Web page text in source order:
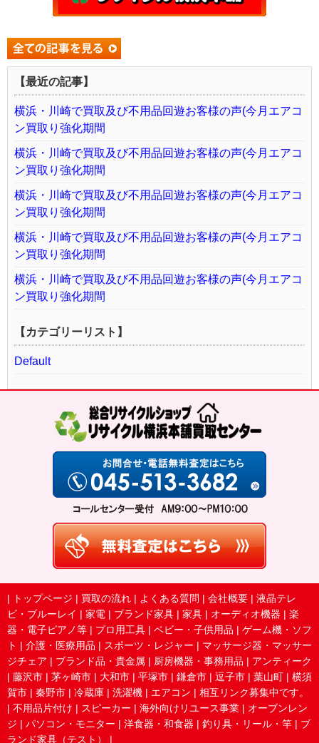
【最近の記事】
横浜・川崎で買取及び不用品回遊お客様の声(今月エアコ
ン買取り強化期間
横浜・川崎で買取及び不用品回遊お客様の声(今月エアコ
ン買取り強化期間
横浜・川崎で買取及び不用品回遊お客様の声(今月エアコ
ン買取り強化期間
横浜・川崎で買取及び不用品回遊お客様の声(今月エアコ
ン買取り強化期間
横浜・川崎で買取及び不用品回遊お客様の声(今月エアコ
ン買取り強化期間
【カテゴリーリスト】
Default
| トップページ | 買取の流れ | よくある質問 | 会社概要 | 液晶テレ
ビ・ブルーレイ | 家電 | ブランド家具 | 家具 | オーディオ機器 | 楽
器・電子ピアノ等 | プロ用工具 | ベビー・子供用品 | ゲーム機・ソフ
ト | 介護・医療用品 | スポーツ・レジャー | マッサージ器・マッサー
ジチェア | ブランド品・貴金属 | 厨房機器・事務用品 | アンティーク
| 藤沢市 | 茅ヶ崎市 | 大和市 | 平塚市 | 鎌倉市 | 逗子市 | 葉山町 | 横須
賀市 | 秦野市 | 冷蔵庫 | 洗濯機 | エアコン | 相互リンク募集中です。
| 不用品片付け | スピーカー | 海外向けリユース事業 | オーブンレン
ジ | パソコン・モニター | 洋食器・和食器 | 釣り具・リール・竿 | ブ
ランド家具（テスト）
|